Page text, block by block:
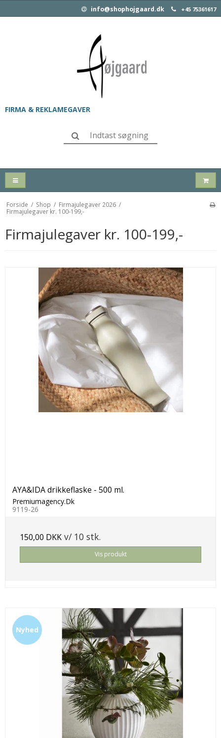
info@shophojgaard.dk +45 75361617
FIRMA & REKLAMEGAVER
Forside / Shop / Firmajulegaver 2026 /
Firmajulegaver kr. 100-199,-
Firmajulegaver kr. 100-199,-
AYA&IDA drikkeflaske - 500 ml.
Premiumagency.Dk
9119-26
150,00 DKK v/ 10 stk.
Vis produkt
Nyhed